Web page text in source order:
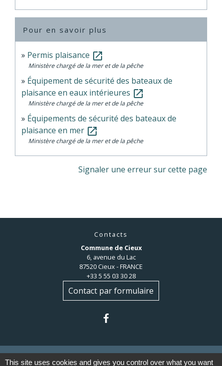
Pour en savoir plus
Permis plaisance open_in_new
Ministère chargé de la mer et de la pêche
Équipement de sécurité des bateaux de
plaisance en eaux intérieures open_in_new
Ministère chargé de la mer et de la pêche
Équipements de sécurité des bateaux de
plaisance en mer open_in_new
Ministère chargé de la mer et de la pêche
Signaler une erreur sur cette page
Contacts
Commune de Cieux
6, avenue du Lac
87520 Cieux - FRANCE
+33 5 55 03 30 28
Contact par formulaire
This site uses cookies and gives you control over what you want